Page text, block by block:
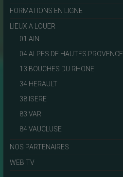
FORMATIONS EN LIGNE
LIEUX A LOUER
01 AIN
04 ALPES DE HAUTES PROVENCE
13 BOUCHES DU RHONE
34 HERAULT
38 ISERE
83 VAR
84 VAUCLUSE
NOS PARTENAIRES
WEB TV